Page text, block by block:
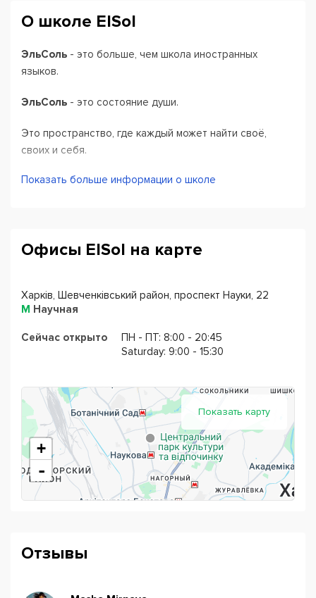
О школе ElSol
ЭльСоль - это больше, чем школа иностранных
языков.
ЭльСоль - это состояние души.
Это пространство, где каждый может найти своё,
своих и себя.
Приходите, мы не кусаемся!
Показать больше информации о школе
Офисы ElSol на карте
Харків, Шевченківський район, проспект Науки, 22
М Научная
Сейчас открыто
ПН - ПТ: 8:00 - 20:45
Saturday: 9:00 - 15:30
Показать карту
+
-
Отзывы